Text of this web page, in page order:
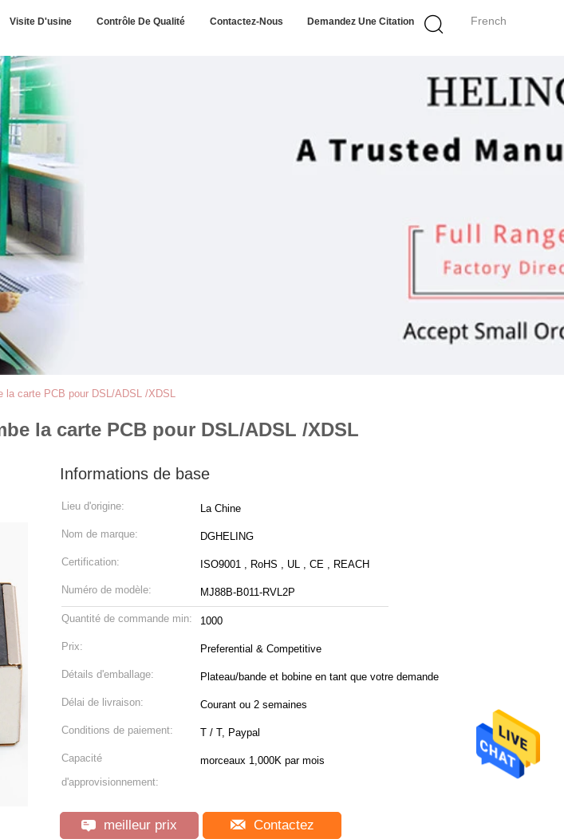
French
Visite D'usine Contrôle De Qualité Contactez-Nous Demandez Une Citation
la carte PCB pour DSL/ADSL /XDSL
la carte PCB pour DSL/ADSL /XDSL
Informations de base
Lieu d'origine: La Chine
Nom de marque: DGHELING
Certification: ISO9001 , RoHS , UL , CE , REACH
Numéro de modèle: MJ88B-B011-RVL2P
Quantité de commande min: 1000
Prix: Preferential & Competitive
Détails d'emballage: Plateau/bande et bobine en tant que votre demande
Délai de livraison: Courant ou 2 semaines
Conditions de paiement: T / T, Paypal
Capacité
d'approvisionnement:
morceaux 1,000K par mois
meilleur prix Contactez